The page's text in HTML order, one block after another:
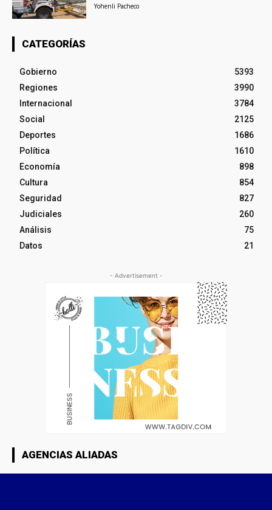
Yohenli Pacheco
CATEGORÍAS
Gobierno
5393
Regiones
3990
Internacional
3784
Social
2125
Deportes
1686
Política
1610
Economía
898
Cultura
854
Seguridad
827
Judiciales
260
Análisis
75
Datos
21
- Advertisement -
AGENCIAS ALIADAS